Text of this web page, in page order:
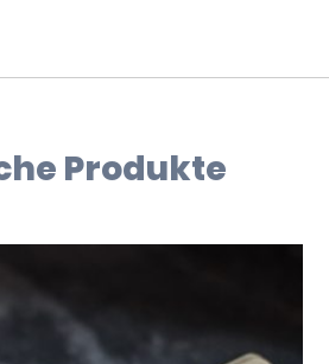
Produkte